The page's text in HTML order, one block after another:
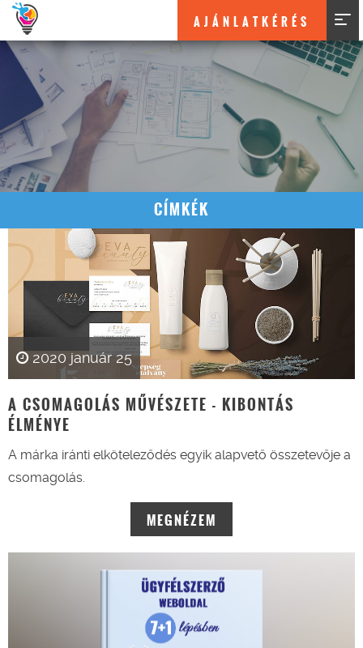
AJÁNLATKÉRÉS
CÍMKÉK
2020 január 25
A CSOMAGOLÁS MŰVÉSZETE - KIBONTÁS
ÉLMÉNYE
A márka iránti elköteleződés egyik alapvető összetevője a
csomagolás.
MEGNÉZEM